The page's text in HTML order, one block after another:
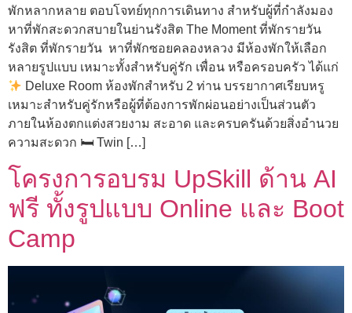
พักหลากหลาย ตอบโจทย์ทุกการเดินทาง สำหรับผู้ที่กำลังมอง
หาที่พักสะดวกสบายในย่านรังสิต The Moment ที่พักรายวัน
รังสิต ที่พักรายวัน หาที่พักซอยคลองหลวง มีห้องพักให้เลือก
หลายรูปแบบ เหมาะทั้งสำหรับคู่รัก เพื่อน หรือครอบครัว ได้แก่
Deluxe Room ห้องพักสำหรับ 2 ท่าน บรรยากาศเรียบหรู
เหมาะสำหรับคู่รักหรือผู้ที่ต้องการพักผ่อนอย่างเป็นส่วนตัว
ภายในห้องตกแต่งสวยงาม สะอาด และครบครันด้วยสิ่งอำนวย
ความสะดวก 🛏 Twin […]
โครงการอบรม UpSkill ด้าน AI
ฟรี ทั้งรูปแบบ Online และ Boot
Camp